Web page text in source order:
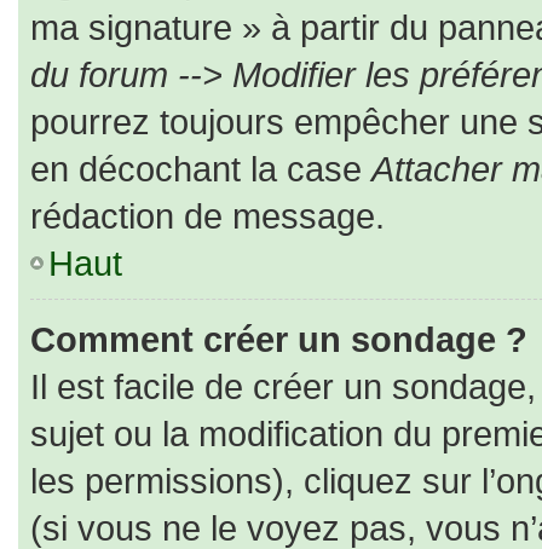
ma signature » à partir du
du forum --> Modifier les
pourrez toujours empêcher une
en décochant la caseAttacher
rédaction de message.
Haut
Comment créer un sondage ?
Il est facile de créer un
sujet ou la modification du
les permissions), cliquez sur
(si vous ne le voyez pas, vous